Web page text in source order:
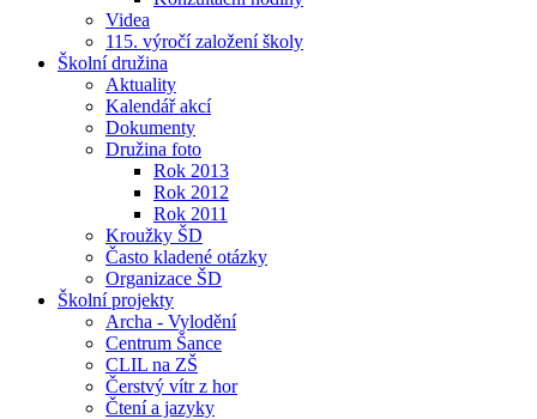
Videa
115. výročí založení školy
Školní družina
Aktuality
Kalendář akcí
Dokumenty
Družina foto
Rok 2013
Rok 2012
Rok 2011
Kroužky ŠD
Často kladené otázky
Organizace ŠD
Školní projekty
Archa - Vylodění
Centrum Šance
CLIL na ZŠ
Čerstvý vítr z hor
Čtení a jazyky